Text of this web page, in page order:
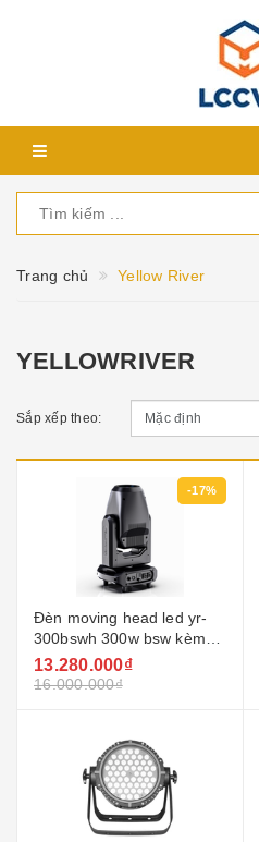
Trang chủ Yellow River
YELLOWRIVER
Sắp xếp theo:
-17%
Đèn moving head led yr-
300bswh 300w bsw kèm
vòng đèn
13.280.000₫
16.000.000₫